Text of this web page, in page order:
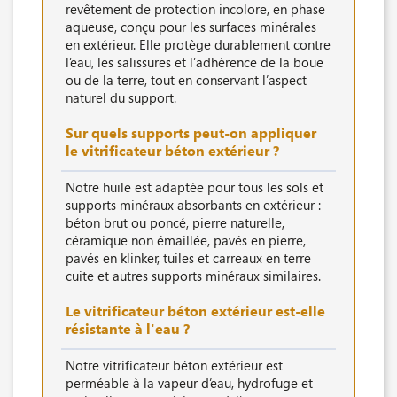
revêtement de protection incolore, en phase
aqueuse, conçu pour les surfaces minérales
en extérieur. Elle protège durablement contre
l’eau, les salissures et l’adhérence de la boue
ou de la terre, tout en conservant l’aspect
naturel du support.
Sur quels supports peut-on appliquer
le vitrificateur béton extérieur ?
Notre huile est adaptée pour tous les sols et
supports minéraux absorbants en extérieur :
béton brut ou poncé, pierre naturelle,
céramique non émaillée, pavés en pierre,
pavés en klinker, tuiles et carreaux en terre
cuite et autres supports minéraux similaires.
Le vitrificateur béton extérieur est-elle
résistante à l'eau ?
Notre vitrificateur béton extérieur est
perméable à la vapeur d’eau, hydrofuge et